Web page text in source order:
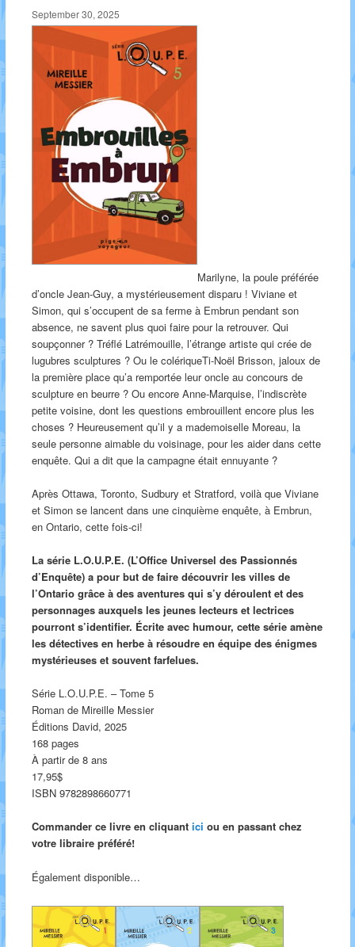
September 30, 2025
Marilyne, la poule préférée
d’oncle Jean-Guy, a mystérieusement disparu ! Viviane et
Simon, qui s’occupent de sa ferme à Embrun pendant son
absence, ne savent plus quoi faire pour la retrouver. Qui
soupçonner ? Tréflé Latrémouille, l’étrange artiste qui crée de
lugubres sculptures ? Ou le colériqueTi-Noël Brisson, jaloux de
la première place qu’a remportée leur oncle au concours de
sculpture en beurre ? Ou encore Anne-Marquise, l’indiscrète
petite voisine, dont les questions embrouillent encore plus les
choses ? Heureusement qu’il y a mademoiselle Moreau, la
seule personne aimable du voisinage, pour les aider dans cette
enquête. Qui a dit que la campagne était ennuyante ?
Après Ottawa, Toronto, Sudbury et Stratford, voilà que Viviane
et Simon se lancent dans une cinquième enquête, à Embrun,
en Ontario, cette fois-ci!
La série L.O.U.P.E. (L’Office Universel des Passionnés
d’Enquête) a pour but de faire découvrir les villes de
l’Ontario grâce à des aventures qui s’y déroulent et des
personnages auxquels les jeunes lecteurs et lectrices
pourront s’identifier. Écrite avec humour, cette série amène
les détectives en herbe à résoudre en équipe des énigmes
mystérieuses et souvent farfelues.
Série L.O.U.P.E. – Tome 5
Roman de Mireille Messier
Éditions David, 2025
168 pages
À partir de 8 ans
17,95$
ISBN 9782898660771
Commander ce livre en cliquant ici ou en passant chez
votre libraire préféré!
Également disponible…